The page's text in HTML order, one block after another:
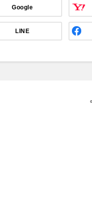
Google
LINE